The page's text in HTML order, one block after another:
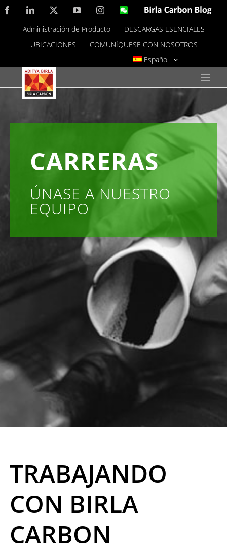
Skip
to
content
FacebookLinkedIn YouTubeInstagramWeChatBirla
Blog
Administración de Producto
DESCARGAS ESENCIALES
UBICACIONES
COMUNÍQUESE CON NOSOTROS
Español
CARRERAS
ÚNASE A NUESTRO
EQUIPO
TRABAJANDO
CON BIRLA
CARBON